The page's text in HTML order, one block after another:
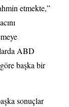
etmekte,”
ABD
başka bir
sonuçlar